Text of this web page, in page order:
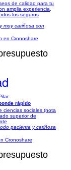
de calidad para tu
amplia experiencia,
los seguros
muy cariñosa con
en Cronoshare
rápido
ciencias sociales (nota
superior de
paciente y cariñosa
Cronoshare